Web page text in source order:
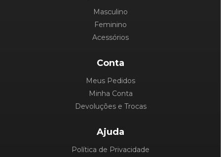
Masculino
Feminino
Acessórios
Conta
Meus Pedidos
Minha Conta
Devoluções e Trocas
Ajuda
Política de Privacidade